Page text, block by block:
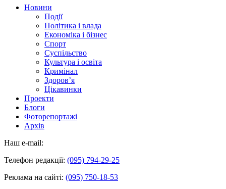
Новини
Події
Політика і влада
Економіка і бізнес
Спорт
Суспільство
Культура і освіта
Кримінал
Здоров’я
Цікавинки
Проекти
Блоги
Фоторепортажі
Архів
Наш e-mail:
Телефон редакції: (095) 794-29-25
Реклама на сайті: (095) 750-18-53